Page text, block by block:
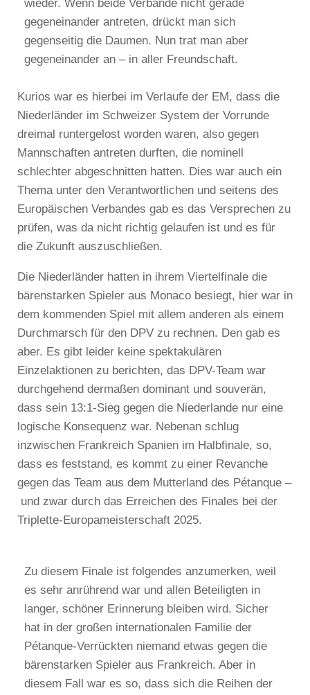
wieder. Wenn beide Verbände nicht gerade
gegeneinander antreten, drückt man sich
gegenseitig die Daumen. Nun trat man aber
gegeneinander an – in aller Freundschaft.
Kurios war es hierbei im Verlaufe der EM, dass die
Niederländer im Schweizer System der Vorrunde
dreimal runtergelost worden waren, also gegen
Mannschaften antreten durften, die nominell
schlechter abgeschnitten hatten. Dies war auch ein
Thema unter den Verantwortlichen und seitens des
Europäischen Verbandes gab es das Versprechen zu
prüfen, was da nicht richtig gelaufen ist und es für
die Zukunft auszuschließen.
Die Niederländer hatten in ihrem Viertelfinale die
bärenstarken Spieler aus Monaco besiegt, hier war in
dem kommenden Spiel mit allem anderen als einem
Durchmarsch für den DPV zu rechnen. Den gab es
aber. Es gibt leider keine spektakulären
Einzelaktionen zu berichten, das DPV-Team war
durchgehend dermaßen dominant und souverän,
dass sein 13:1-Sieg gegen die Niederlande nur eine
logische Konsequenz war. Nebenan schlug
inzwischen Frankreich Spanien im Halbfinale, so,
dass es feststand, es kommt zu einer Revanche
gegen das Team aus dem Mutterland des Pétanque –
und zwar durch das Erreichen des Finales bei der
Triplette-Europameisterschaft 2025.
Zu diesem Finale ist folgendes anzumerken, weil
es sehr anrührend war und allen Beteiligten in
langer, schöner Erinnerung bleiben wird. Sicher
hat in der großen internationalen Familie der
Pétanque-Verrückten niemand etwas gegen die
bärenstarken Spieler aus Frankreich. Aber in
diesem Fall war es so, dass sich die Reihen der